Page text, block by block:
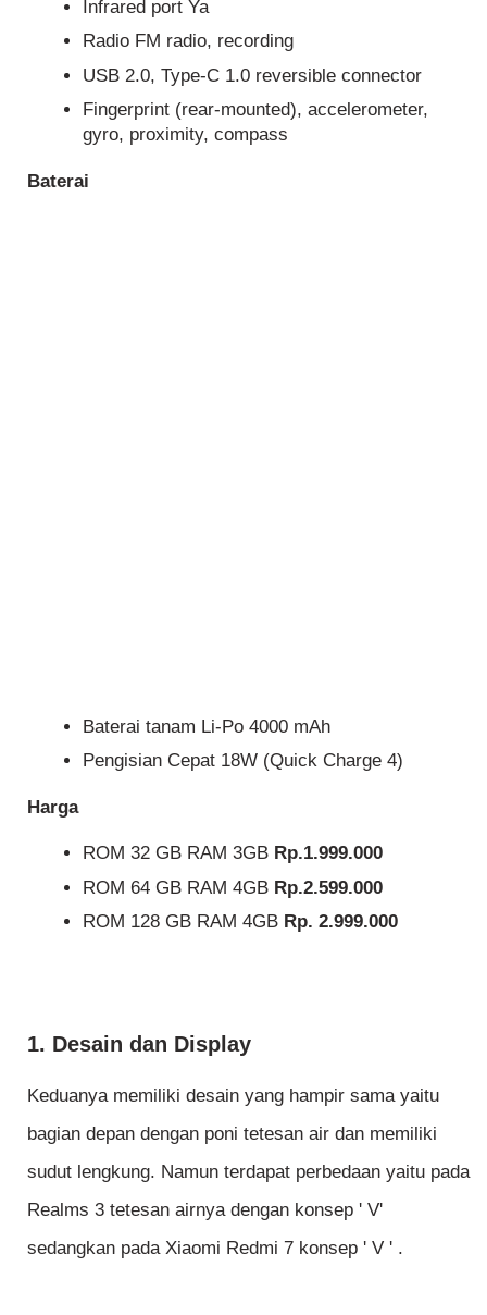
Infrared port Ya
Radio FM radio, recording
USB 2.0, Type-C 1.0 reversible connector
Fingerprint (rear-mounted), accelerometer,
gyro, proximity, compass
Baterai
Baterai tanam Li-Po 4000 mAh
Pengisian Cepat 18W (Quick Charge 4)
Harga
ROM 32 GB RAM 3GB Rp.1.999.000
ROM 64 GB RAM 4GB Rp.2.599.000
ROM 128 GB RAM 4GB Rp. 2.999.000
1. Desain dan Display
Keduanya memiliki desain yang hampir sama yaitu
bagian depan dengan poni tetesan air dan memiliki
sudut lengkung. Namun terdapat perbedaan yaitu pada
Realms 3 tetesan airnya dengan konsep ' V'
sedangkan pada Xiaomi Redmi 7 konsep ' V ' .